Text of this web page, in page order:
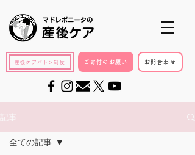
産後ケアバトン制度 ご寄付のお願い お問合わせ
記事
全ての記事